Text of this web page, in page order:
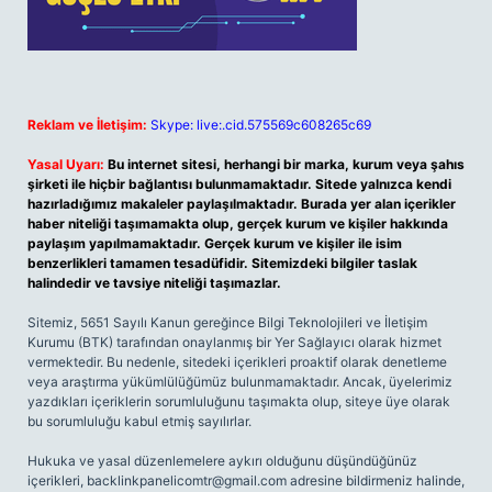
Reklam ve İletişim: Skype: live:.cid.575569c608265c69
Yasal Uyarı: Bu internet sitesi, herhangi bir marka, kurum veya şahıs
şirketi ile hiçbir bağlantısı bulunmamaktadır. Sitede yalnızca kendi
hazırladığımız makaleler paylaşılmaktadır. Burada yer alan içerikler
haber niteliği taşımamakta olup, gerçek kurum ve kişiler hakkında
paylaşım yapılmamaktadır. Gerçek kurum ve kişiler ile isim
benzerlikleri tamamen tesadüfidir. Sitemizdeki bilgiler taslak
halindedir ve tavsiye niteliği taşımazlar.
Sitemiz, 5651 Sayılı Kanun gereğince Bilgi Teknolojileri ve İletişim
Kurumu (BTK) tarafından onaylanmış bir Yer Sağlayıcı olarak hizmet
vermektedir. Bu nedenle, sitedeki içerikleri proaktif olarak denetleme
veya araştırma yükümlülüğümüz bulunmamaktadır. Ancak, üyelerimiz
yazdıkları içeriklerin sorumluluğunu taşımakta olup, siteye üye olarak
bu sorumluluğu kabul etmiş sayılırlar.
Hukuka ve yasal düzenlemelere aykırı olduğunu düşündüğünüz
içerikleri, backlinkpanelicomtr@gmail.com adresine bildirmeniz halinde,